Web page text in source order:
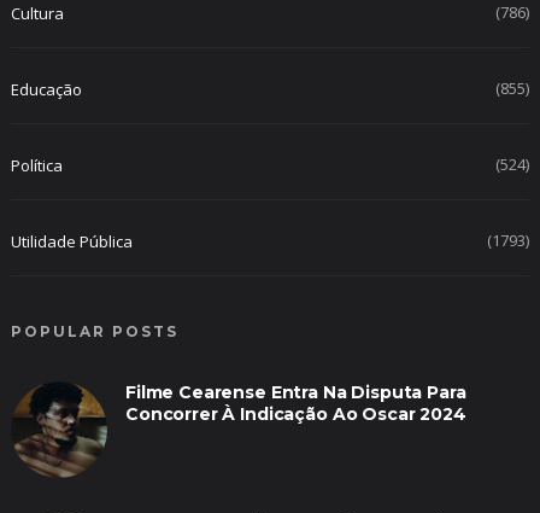
Cultura (786)
Educação (855)
Política (524)
Utilidade Pública (1793)
POPULAR POSTS
Filme Cearense Entra Na Disputa Para
Concorrer À Indicação Ao Oscar 2024